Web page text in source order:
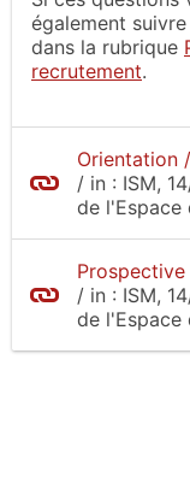
également
dans la rubrique
recrutement.
Orientation
/ in : ISM,
de l'Espace
/ in : ISM,
de l'Espace